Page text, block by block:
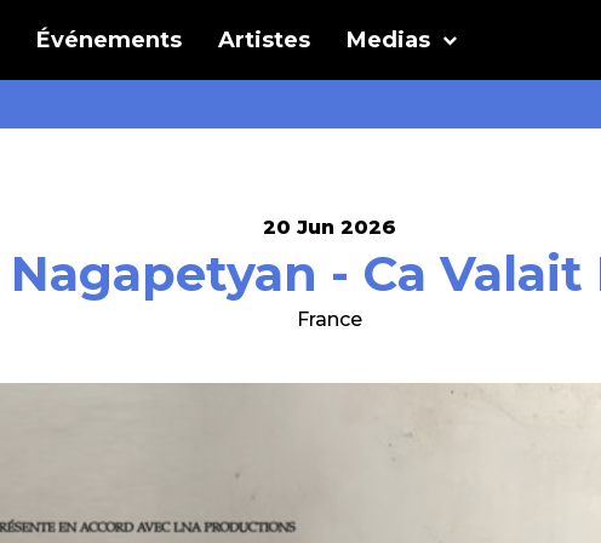
Événements Artistes Medias
20 Jun 2026
Nagapetyan - Ca Valait
France